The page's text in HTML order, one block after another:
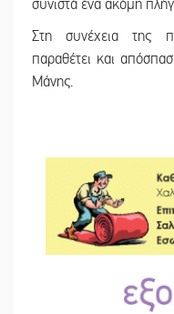
συνιστά ένα ακόμη
Στη συνέχεια της
παραθέτει και
Μάνης.